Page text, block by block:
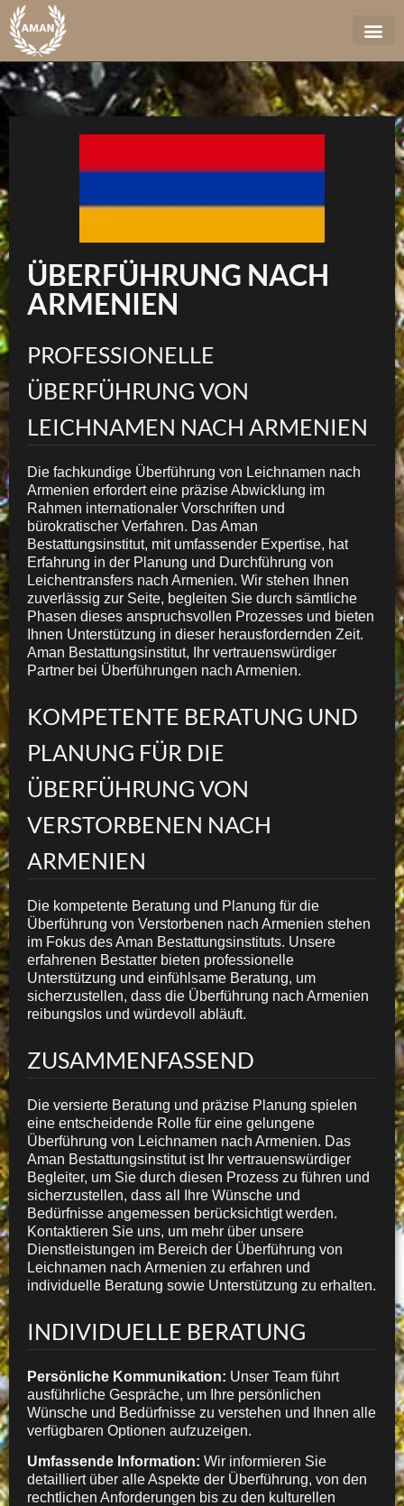
ÜBERFÜHRUNG NACH
ARMENIEN
PROFESSIONELLE
ÜBERFÜHRUNG VON
LEICHNAMEN NACH ARMENIEN
Die fachkundige Überführung von Leichnamen nach
Armenien erfordert eine präzise Abwicklung im
Rahmen internationaler Vorschriften und
bürokratischer Verfahren. Das Aman
Bestattungsinstitut, mit umfassender Expertise, hat
Erfahrung in der Planung und Durchführung von
Leichentransfers nach Armenien. Wir stehen Ihnen
zuverlässig zur Seite, begleiten Sie durch sämtliche
Phasen dieses anspruchsvollen Prozesses und bieten
Ihnen Unterstützung in dieser herausfordernden Zeit.
Aman Bestattungsinstitut, Ihr vertrauenswürdiger
Partner bei Überführungen nach Armenien.
KOMPETENTE BERATUNG UND
PLANUNG FÜR DIE
ÜBERFÜHRUNG VON
VERSTORBENEN NACH
ARMENIEN
Die kompetente Beratung und Planung für die
Überführung von Verstorbenen nach Armenien stehen
im Fokus des Aman Bestattungsinstituts. Unsere
erfahrenen Bestatter bieten professionelle
Unterstützung und einfühlsame Beratung, um
sicherzustellen, dass die Überführung nach Armenien
reibungslos und würdevoll abläuft.
ZUSAMMENFASSEND
Die versierte Beratung und präzise Planung spielen
eine entscheidende Rolle für eine gelungene
Überführung von Leichnamen nach Armenien. Das
Aman Bestattungsinstitut ist Ihr vertrauenswürdiger
Begleiter, um Sie durch diesen Prozess zu führen und
sicherzustellen, dass all Ihre Wünsche und
Bedürfnisse angemessen berücksichtigt werden.
Kontaktieren Sie uns, um mehr über unsere
Dienstleistungen im Bereich der Überführung von
Leichnamen nach Armenien zu erfahren und
individuelle Beratung sowie Unterstützung zu erhalten.
INDIVIDUELLE BERATUNG
Persönliche Kommunikation: Unser Team führt
ausführliche Gespräche, um Ihre persönlichen
Wünsche und Bedürfnisse zu verstehen und Ihnen alle
verfügbaren Optionen aufzuzeigen.
Umfassende Information: Wir informieren Sie
detailliert über alle Aspekte der Überführung, von den
rechtlichen Anforderungen bis zu den kulturellen